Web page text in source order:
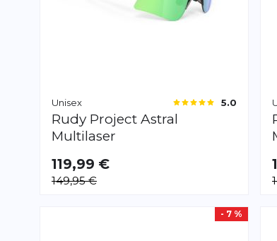
Unisex 5.0
Rudy Project Astral
Multilaser
119,99 €
149,95 €
- 7 %